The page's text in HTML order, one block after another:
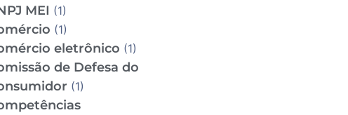
MEI (1)
(1)
eletrônico (1)
de Defesa do
(1)